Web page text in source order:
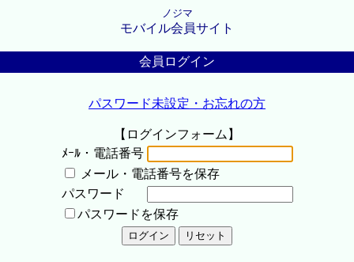
ノジマ
モバイル会員サイト
会員ログイン
パスワード未設定・お忘れの方
【ログインフォーム】
ﾒｰﾙ・電話番号
メール・電話番号を保存
パスワード
パスワードを保存